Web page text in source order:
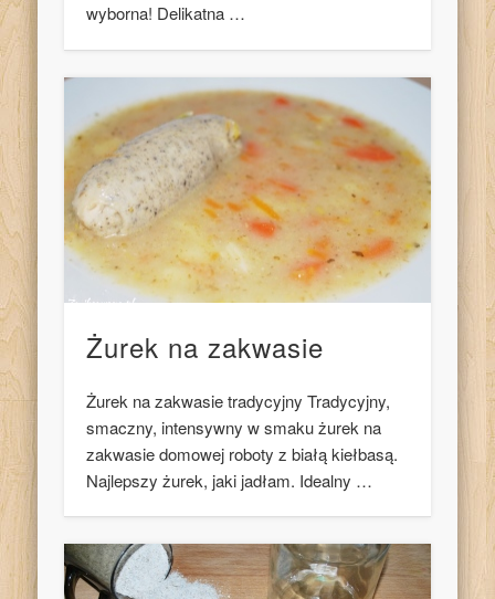
wyborna! Delikatna …
Żurek na zakwasie
Żurek na zakwasie tradycyjny Tradycyjny,
smaczny, intensywny w smaku żurek na
zakwasie domowej roboty z białą kiełbasą.
Najlepszy żurek, jaki jadłam. Idealny …